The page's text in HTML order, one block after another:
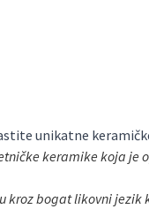
unikatne
keramike koja je
kroz bogat likovni jezik